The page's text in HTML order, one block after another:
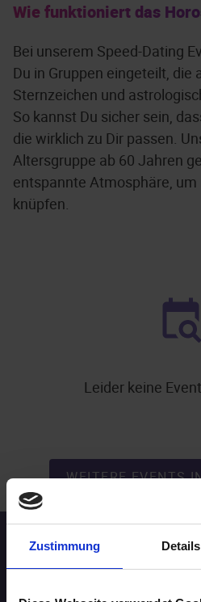
Zustimmung Details
Wie funktioniert das
Bei unserem Speed-Dating
Du in Gruppen eingeteilt, die
Sternzeichen und
So kannst Du sicher sein,
die wirklich zu Dir passen.
Altersgruppe ab 60 Jahren
entspannte Atmosphäre,
knüpfen.
Leider keine
WEITERE EVENTS
Speed-Dating Events